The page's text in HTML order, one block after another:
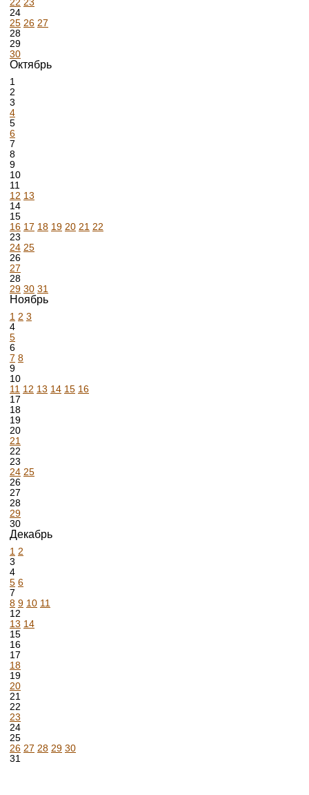
24
25 26 27
28
29
30
Октябрь
1
2
3
4
5
6
7
8
9
10
11
12 13
14
15
16 17 18 19 20 21 22
23
24 25
26
27
28
29 30 31
Ноябрь
1 2 3
4
5
6
7 8
9
10
11 12 13 14 15 16
17
18
19
20
21
22
23
24 25
26
27
28
29
30
Декабрь
1 2
3
4
5 6
7
8 9 10 11
12
13 14
15
16
17
18
19
20
21
22
23
24
25
26 27 28 29 30
31